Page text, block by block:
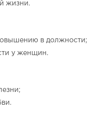
жизни.
в должности;
у женщин.